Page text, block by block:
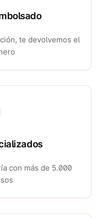
te devolvemos el
con más de 5.000